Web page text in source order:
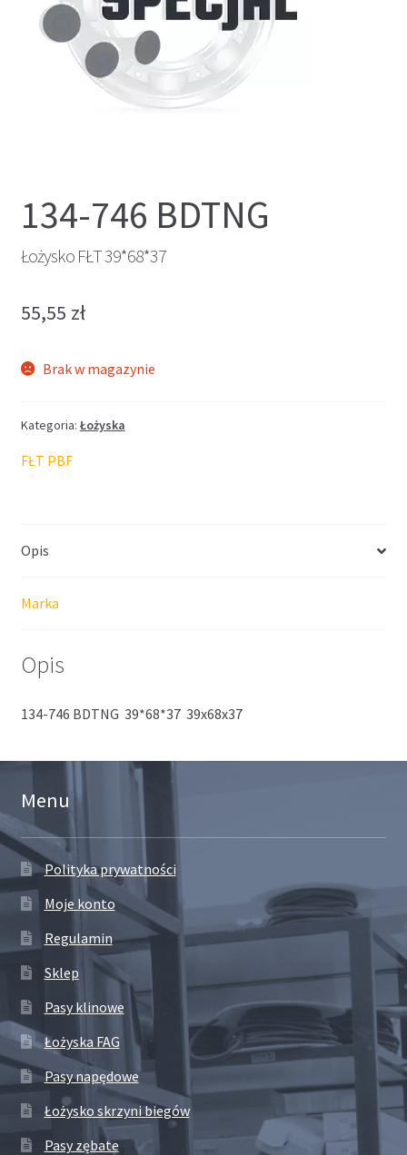
134-746 BDTNG
Łożysko FŁT 39*68*37
55,55 zł
Brak w magazynie
Kategoria: Łożyska
FŁT PBF
Opis
Marka
Opis
134-746 BDTNG 39*68*37 39x68x37
Menu
Polityka prywatności
Moje konto
Regulamin
Sklep
Pasy klinowe
Łożyska FAG
Pasy napędowe
Łożysko skrzyni biegów
Pasy zębate